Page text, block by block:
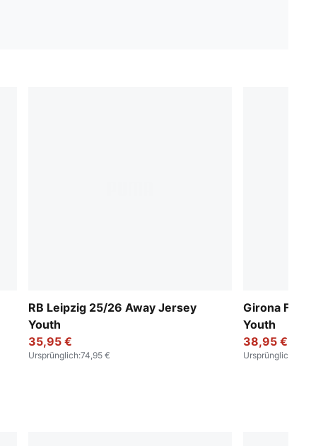
RB Leipzig 25/26 Away Jersey
Youth
35,95 €
Ursprünglich:74,95 €
Girona FC
Youth
38,95 €
Ursprünglich